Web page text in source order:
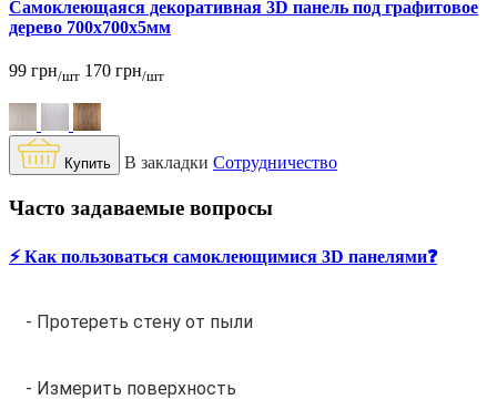
Самоклеющаяся декоративная 3D панель под графитовое
дерево 700x700x5мм
99 грн/шт 170 грн/шт
Купить В закладки Сотрудничество
Часто задаваемые вопросы
⚡️ Как пользоваться самоклеющимися 3D панелями❓
- Протереть стену от пыли
- Измерить поверхность